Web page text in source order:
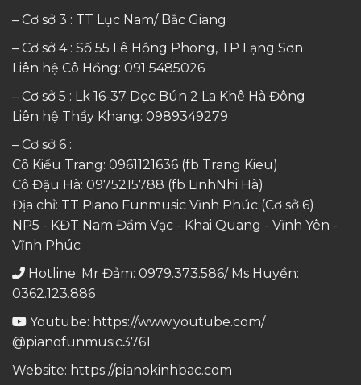
– Cơ sở 3 : TT Lục Nam/ Bắc Giang
– Cơ sở 4 : Số 55 Lê Hồng Phong, TP Lạng Sơn
Liên hệ Cô Hồng: 091 5485026
– Cơ sở 5 : Lk 16-37 Dọc Bún 2 La Khê Hà Đông
Liên hệ Thầy Khang: 0989349279
– Cơ sở 6 :
Cô Kiều Trang: 0961121636 (fb Trang Kieu)
Cô Đậu Hà: 0975215788 (fb LinhNhi Hà)
Địa chỉ: TT Piano Funmusic Vĩnh Phúc (Cơ sở 6)
NP5 - KĐT Nam Đầm Vạc - Khai Quang - Vĩnh Yên -
Vĩnh Phúc
Hotline: Mr Đảm: 0979.373.586/ Ms Huyền:
0362.123.886
Youtube: https://www.youtube.com/
@pianofunmusic3761
Website: https://pianokinhbac.com